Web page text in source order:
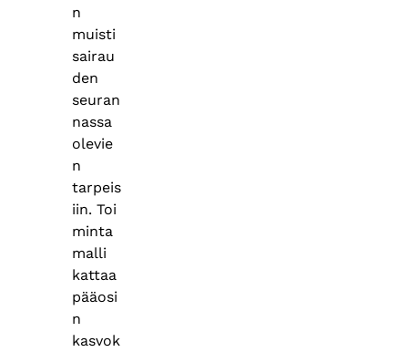
n
muisti
sairau
den
seuran
nassa
olevie
n
tarpeis
iin. Toi
minta
malli
kattaa
pääosi
n
kasvok